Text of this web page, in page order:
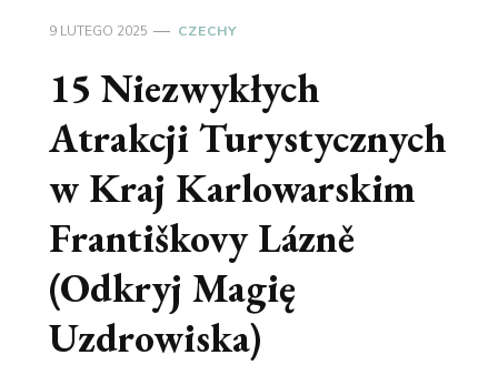
9 LUTEGO 2025 CZECHY
15 Niezwykłych
Atrakcji Turystycznych
w Kraj Karlowarskim
Františkovy Lázně
(Odkryj Magię
Uzdrowiska)